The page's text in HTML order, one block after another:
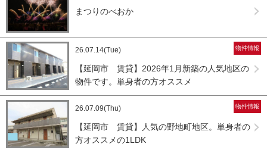
まつりのべおか
26.07.14(Tue) 物件情報
【延岡市 賃貸】2026年1月新築の人気地区の
物件です。単身者の方オススメ
26.07.09(Thu) 物件情報
【延岡市 賃貸】人気の野地町地区。単身者の
方オススメの1LDK